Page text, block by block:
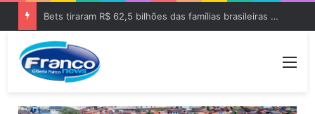
Bets tiraram R$ 62,5 bilhões das famílias brasileiras em 2025